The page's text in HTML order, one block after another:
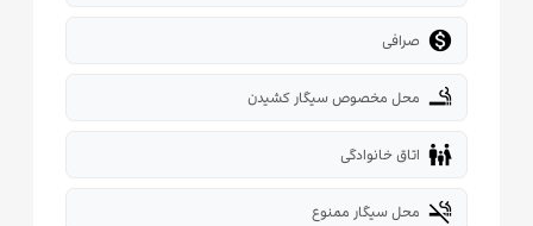
 صرافی
smoking_rooms محل مخصوص سیگار کشیدن
family_restroom اتاق خانوادگی
smoke_free محل سیگار ممنوع